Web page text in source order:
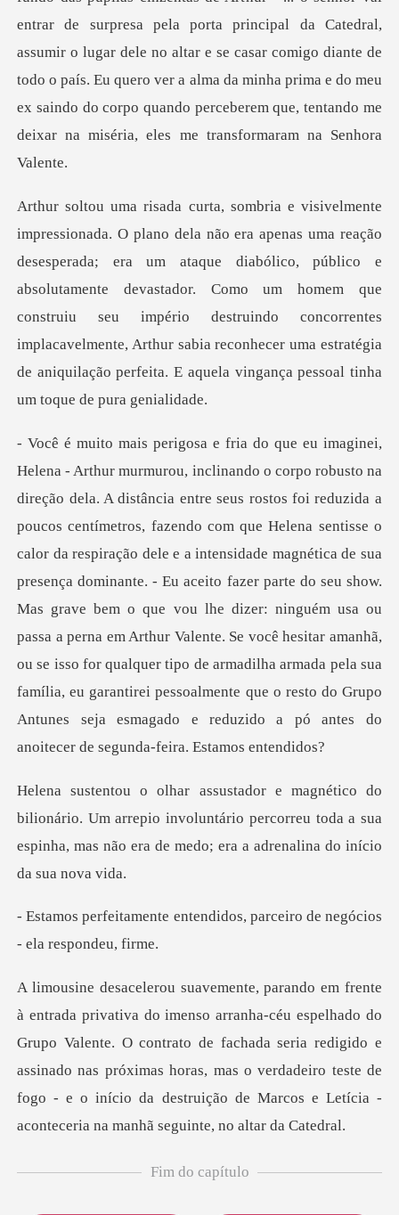
entrar de surpresa pela porta principal
ataque diabólico, público e
absolutamente devastador. Como um homem que
construiu seu império destruindo concorrentes
implacavelme
isse o
calor da respiração dele e a intensidade magnética de sua
presença dominante. - Eu aceito fazer parte do seu show.
Mas grave bem o que vou lhe dizer: ninguém usa ou
passa a perna em Arthur Valente. Se você hesita
o. Um arrepio involuntário percorreu toda a sua
espinha, mas
tendidos, parceiro de negóc
o
Grupo Valente. O contrato de fachada seria redigido e
assinado nas próximas horas, mas o verdadeiro teste
Fim do capítulo